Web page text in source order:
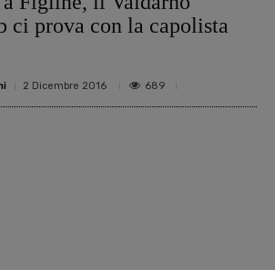
ci prova con la capolista
2 Dicembre 2016 689